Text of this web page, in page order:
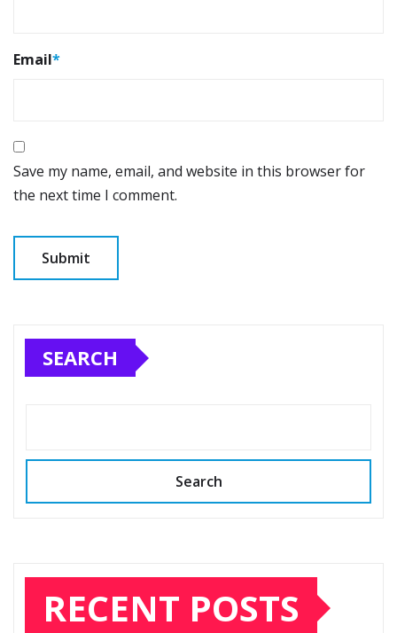
Email*
Save my name, email, and website in this browser for
the next time I comment.
SEARCH
Search
RECENT POSTS